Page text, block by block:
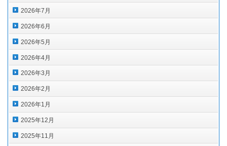
2026年7月
2026年6月
2026年5月
2026年4月
2026年3月
2026年2月
2026年1月
2025年12月
2025年11月